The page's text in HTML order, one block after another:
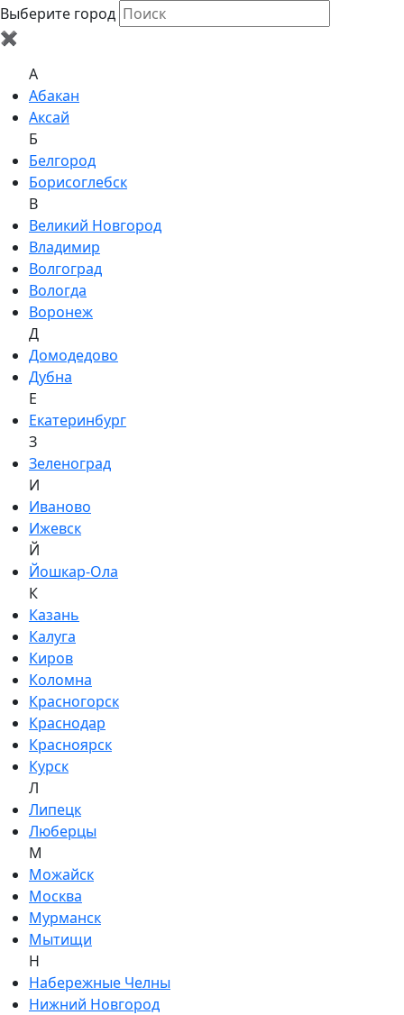
Выберите город
✖
A
Абакан
Аксай
Б
Белгород
Борисоглебск
В
Великий Новгород
Владимир
Волгоград
Вологда
Воронеж
Д
Домодедово
Дубна
Е
Екатеринбург
З
Зеленоград
И
Иваново
Ижевск
Й
Йошкар-Ола
К
Казань
Калуга
Киров
Коломна
Красногорск
Краснодар
Красноярск
Курск
Л
Липецк
Люберцы
М
Можайск
Москва
Мурманск
Мытищи
Н
Набережные Челны
Нижний Новгород